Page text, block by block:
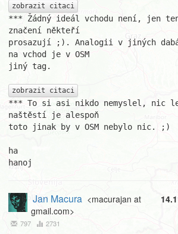
zobrazit citaci
*** Žádný ideál vchodu není, jen
značení někteří
prosazují ;). Analogii v jiných
na vchod je v OSM
jiný tag.
zobrazit citaci
*** To si asi nikdo nemyslel, nic
naštěstí je alespoň
toto jinak by v OSM nebylo nic. ;)
ha
hanoj
Jan Macura <macurajan at
gmail.com>
797 2731